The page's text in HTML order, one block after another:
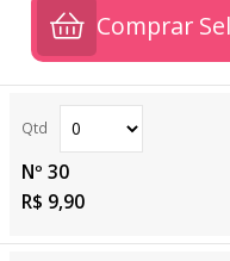
Comprar
Nº 30
R$ 9,90